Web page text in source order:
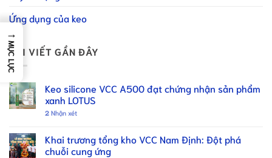
Ứng dụng của keo
BÀI VIẾT GẦN ĐÂY
Keo silicone VCC A500 đạt chứng nhận sản phẩm
xanh LOTUS
2 Nhận xét
Khai trương tổng kho VCC Nam Định: Đột phá
chuỗi cung ứng
→
MỤC LỤC